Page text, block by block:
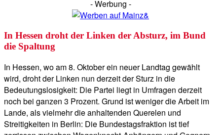
- Werbung -
In Hessen droht der Linken der Absturz, im Bund
die Spaltung
In Hessen, wo am 8. Oktober ein neuer Landtag gewählt
wird, droht der Linken nun derzeit der Sturz in die
Bedeutungslosigkeit: Die Partei liegt in Umfragen derzeit
noch bei ganzen 3 Prozent. Grund ist weniger die Arbeit im
Lande, als vielmehr die anhaltenden Querelen und
Streitigkeiten in Berlin: Die Bundestagsfraktion ist tief